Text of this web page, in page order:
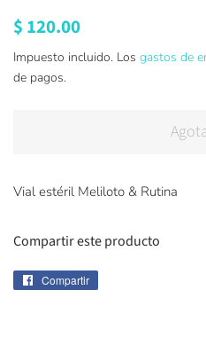
Precio
$ 120.00
oferta
Impuesto incluido. Los gastos de
de pagos.
Vial estéril Meliloto & Rutina
Compartir este producto
Compartir